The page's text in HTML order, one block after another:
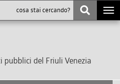
del Friuli Venezia